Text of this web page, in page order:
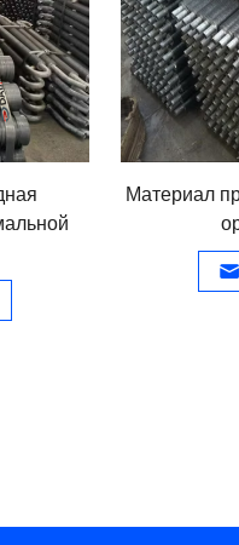
Материал